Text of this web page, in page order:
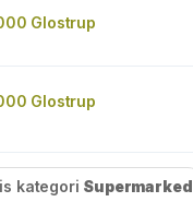
Glostrup
Glostrup
kategori Supermarked